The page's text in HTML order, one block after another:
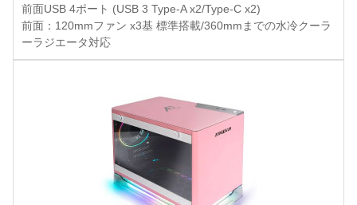
前面USB 4ポート (USB 3 Type-A x2/Type-C x2)
前面：120mmファン x3基 標準搭載/360mmまでの水冷クーラ
ーラジエータ対応